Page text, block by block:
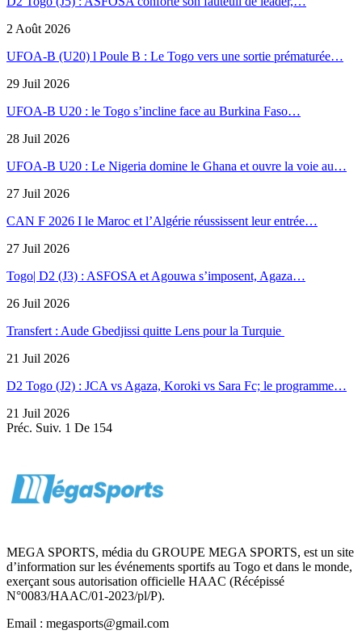
2 Août 2026
UFOA-B (U20) l Poule B : Le Togo vers une sortie prématurée…
29 Juil 2026
UFOA-B U20 : le Togo s’incline face au Burkina Faso…
28 Juil 2026
UFOA-B U20 : Le Nigeria domine le Ghana et ouvre la voie au…
27 Juil 2026
CAN F 2026 I le Maroc et l’Algérie réussissent leur entrée…
27 Juil 2026
Togo| D2 (J3) : ASFOSA et Agouwa s’imposent, Agaza…
26 Juil 2026
Transfert : Aude Gbedjissi quitte Lens pour la Turquie
21 Juil 2026
D2 Togo (J2) : JCA vs Agaza, Koroki vs Sara Fc; le programme…
21 Juil 2026
Préc. Suiv. 1 De 154
MEGA SPORTS, média du GROUPE MEGA SPORTS, est un site
d’information sur les événements sportifs au Togo et dans le monde,
exerçant sous autorisation officielle HAAC (Récépissé
N°0083/HAAC/01-2023/pl/P).
Email : megasports@gmail.com